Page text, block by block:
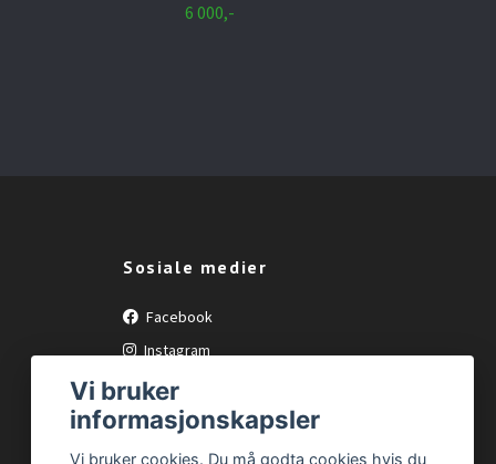
6 000,-
Sosiale medier
Facebook
Instagram
Vi bruker
informasjonskapsler
Vi bruker cookies. Du må godta cookies hvis du